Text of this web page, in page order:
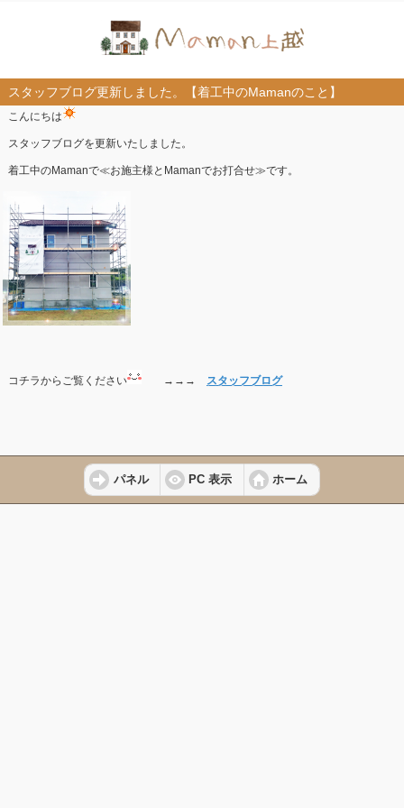
スタッフブログ更新しました。【着工中のMamanのこと】
こんにちは
スタッフブログを更新いたしました。
着工中のMamanで≪お施主様とMamanでお打合せ≫です。
コチラからご覧ください →→→ スタッフブログ
パネル PC 表示 ホーム